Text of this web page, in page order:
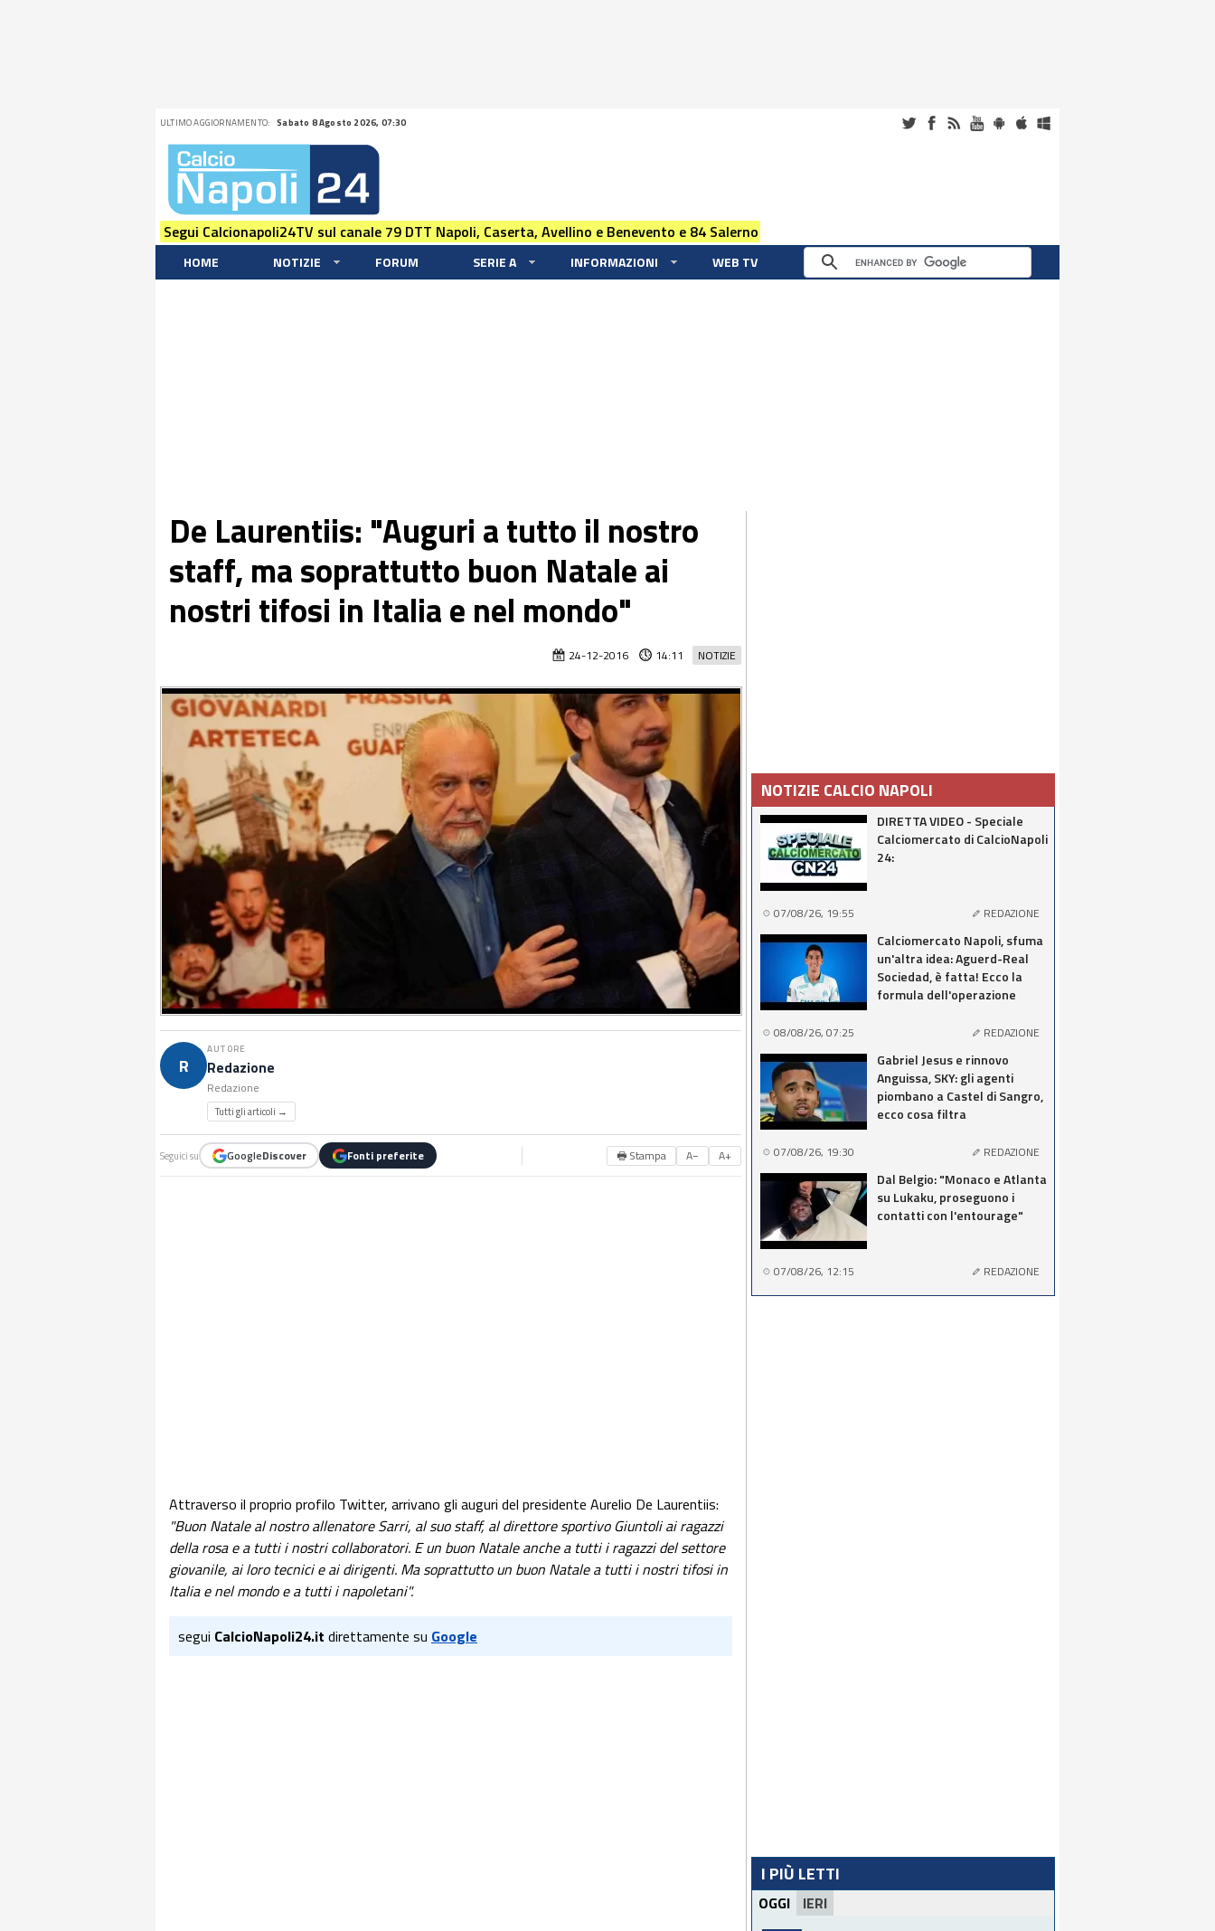
ULTIMO AGGIORNAMENTO: Sabato 8 Agosto 2026, 07:30
Segui Calcionapoli24TV sul canale 79 DTT Napoli, Caserta, Avellino e Benevento e 84 Salerno
HOME NOTIZIE FORUM SERIE A INFORMAZIONI WEB TV
De Laurentiis: "Auguri a tutto il nostro
staff, ma soprattutto buon Natale ai
nostri tifosi in Italia e nel mondo"
NOTIZIE
24-12-2016 14:11
R
AUTORE
Redazione
Redazione
Tutti gli articoli →
Seguici su GoogleDiscover Fonti preferite 🖶 Stampa A− A+
Attraverso il proprio profilo Twitter, arrivano gli auguri del presidente Aurelio De Laurentiis:
"Buon Natale al nostro allenatore Sarri, al suo staff, al direttore sportivo Giuntoli ai ragazzi
della rosa e a tutti i nostri collaboratori. E un buon Natale anche a tutti i ragazzi del settore
giovanile, ai loro tecnici e ai dirigenti. Ma soprattutto un buon Natale a tutti i nostri tifosi in
Italia e nel mondo e a tutti i napoletani".
segui CalcioNapoli24.it direttamente su Google
NOTIZIE CALCIO NAPOLI
DIRETTA VIDEO - Speciale
Calciomercato di CalcioNapoli
24:
07/08/26, 19:55 REDAZIONE
Calciomercato Napoli, sfuma
un'altra idea: Aguerd-Real
Sociedad, è fatta! Ecco la
formula dell'operazione
08/08/26, 07:25 REDAZIONE
Gabriel Jesus e rinnovo
Anguissa, SKY: gli agenti
piombano a Castel di Sangro,
ecco cosa filtra
07/08/26, 19:30 REDAZIONE
Dal Belgio: "Monaco e Atlanta
su Lukaku, proseguono i
contatti con l'entourage"
07/08/26, 12:15 REDAZIONE
I PIÙ LETTI
OGGI IERI